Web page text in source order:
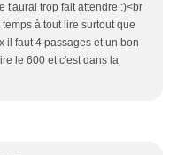
t'aurai trop fait attendre :)<br
à tout lire surtout que
il faut 4 passages et un bon
le 600 et c'est dans la